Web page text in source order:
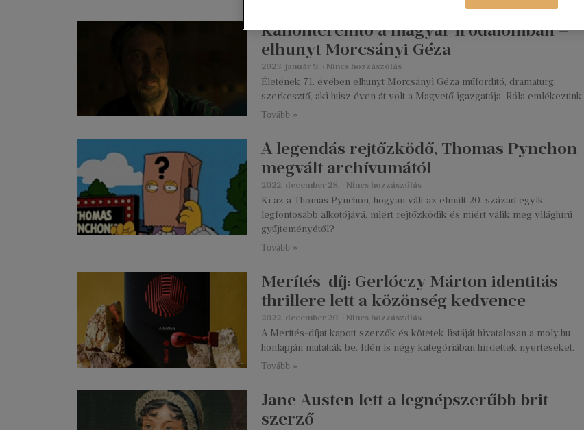
Kánonteremtő a magyar irodalomban –
elhunyt Morcsányi Géza
2023. január 9. Nincs hozzászólás
Életének 71. évében elhunyt Morcsányi Géza műfordító, dramaturg,
szerkesztő, aki húsz éven át volt a Magvető igazgatója. Róla emlékezünk.
Tovább »
A legendás rejtőzködő, Thomas Pynchon
megvált archívumától
2022. december 28. Nincs hozzászólás
Ki az a Thomas Pynchon, hogyan vált az elmúlt 20. század egyik
legfontosabb alkotójává, miért rejtőzködik és miért válik meg világhírű
gyűjteményétől?
Tovább »
Merítés-díj: Gerlóczy Márton identitás-
thrillere lett a közönség kedvence
2022. december 20. Nincs hozzászólás
A Merítés-díjat kapott szerzők és kötetek listáját hivatalosan a moly.hu
honlapján mutatták be. Idén is négy kategóriában hirdettek nyerteseket.
Tovább »
Jane Austen lett a legnépszerűbb brit
szerző